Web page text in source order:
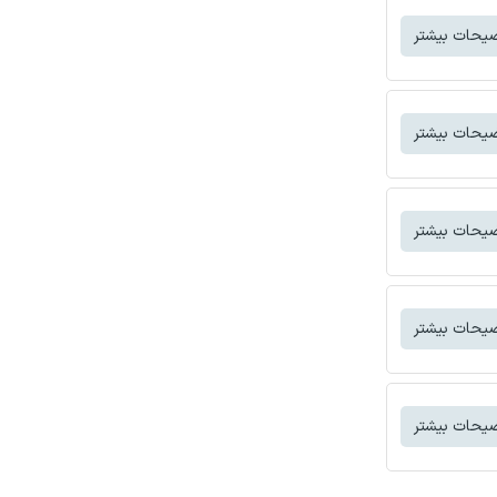
بیشتر
بیشتر
بیشتر
بیشتر
بیشتر